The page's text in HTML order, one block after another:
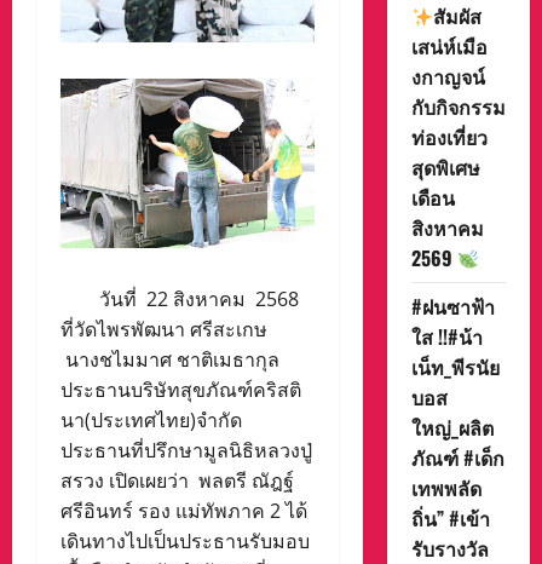
วันที่ 22 สิงหาคม 2568
ที่วัดไพรพัฒนา ศรีสะเกษ
นางชไมมาศ ชาติเมธากุล
ประธานบริษัทสุขภัณฑ์คริสติ
นา(ประเทศไทย)จำกัด
ประธานที่ปรึกษามูลนิธิหลวงปู่
สรวง เปิดเผยว่า พลตรี ณัฎฐ์
ศรีอินทร์ รอง แม่ทัพภาค 2 ได้
เดินทางไปเป็นประธานรับมอบ
สัมผัส
เสน่ห์เมือ
งกาญจน์
กับกิจกรรม
ท่องเที่ยว
สุดพิเศษ
เดือน
สิงหาคม
2569
#ฝนซาฟ้า
ใส !!#น้า
เน็ท_พีรนัย
บอส
ใหญ่_ผลิต
ภัณฑ์ #เด็ก
เทพพลัด
ถิ่น” #เข้า
รับรางวัล